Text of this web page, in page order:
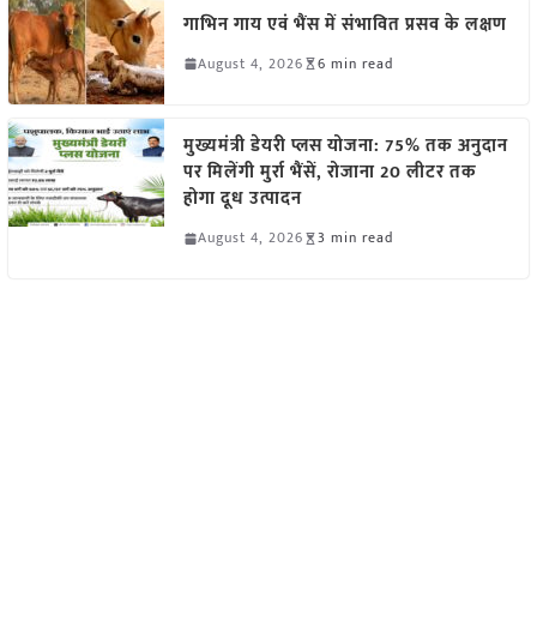
गाभिन गाय एवं भैंस में संभावित प्रसव के लक्षण
August 4, 2026 6 min read
मुख्यमंत्री डेयरी प्लस योजना: 75% तक अनुदान
पर मिलेंगी मुर्रा भैंसें, रोजाना 20 लीटर तक
होगा दूध उत्पादन
August 4, 2026 3 min read